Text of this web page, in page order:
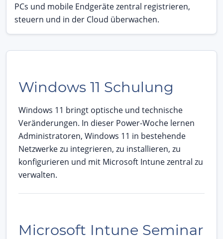
PCs und mobile Endgeräte zentral registrieren,
steuern und in der Cloud überwachen.
Windows 11 Schulung
Windows 11 bringt optische und technische
Veränderungen. In dieser Power-Woche lernen
Administratoren, Windows 11 in bestehende
Netzwerke zu integrieren, zu installieren, zu
konfigurieren und mit Microsoft Intune zentral zu
verwalten.
Microsoft Intune Seminar